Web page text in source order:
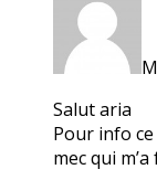
Salut aria
Pour info ce
mec qui